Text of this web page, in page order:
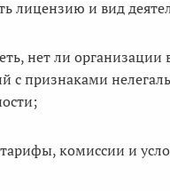
лицензию и вид
нет ли организации
с признаками
комиссии и